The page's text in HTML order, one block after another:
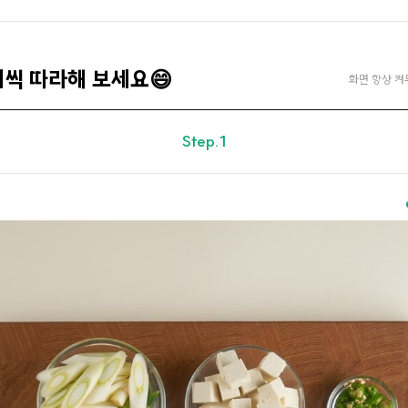
따라해 보세요😄 화면 항상 켜
Step.1